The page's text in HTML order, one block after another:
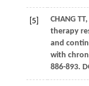
[5] CHANG TT,
therapy
and
with
886-893.